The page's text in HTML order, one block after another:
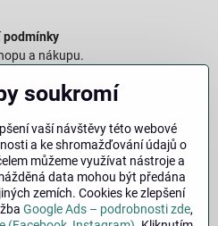
podmínky
a nákupu.
osobní údaje.
a zpracování údajů na webu.
vrácení
od nákupu.
soukromí
vaší návštěvy této webové
a ke shromažďování údajů o
můžeme využívat nástroje a
data mohou být předána
zemích. Cookies ke zlepšení
Google Ads – podrobnosti zde,